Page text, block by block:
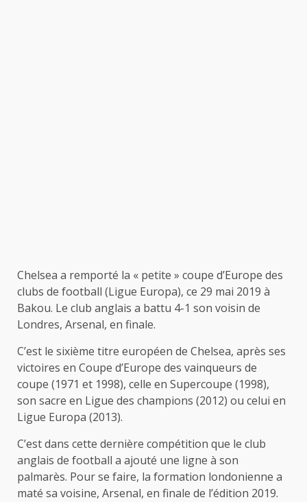
Chelsea a remporté la « petite » coupe d’Europe des
clubs de football (Ligue Europa), ce 29 mai 2019 à
Bakou. Le club anglais a battu 4-1 son voisin de
Londres, Arsenal, en finale.
C’est le sixième titre européen de Chelsea, après ses
victoires en Coupe d’Europe des vainqueurs de
coupe (1971 et 1998), celle en Supercoupe (1998),
son sacre en Ligue des champions (2012) ou celui en
Ligue Europa (2013).
C’est dans cette dernière compétition que le club
anglais de football a ajouté une ligne à son
palmarès. Pour se faire, la formation londonienne a
maté sa voisine, Arsenal, en finale de l’édition 2019.